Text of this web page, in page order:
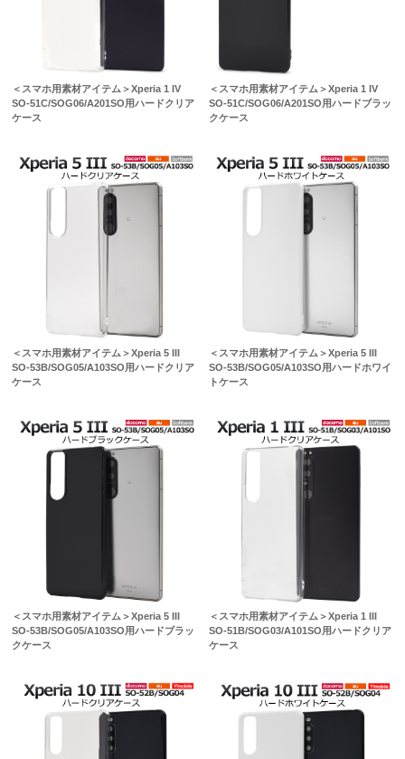
＜スマホ用素材アイテム＞Xperia 1 IV
SO-51C/SOG06/A201SO用ハードクリア
ケース
＜スマホ用素材アイテム＞Xperia 1 IV
SO-51C/SOG06/A201SO用ハードブラッ
クケース
＜スマホ用素材アイテム＞Xperia 5 III
SO-53B/SOG05/A103SO用ハードクリア
ケース
＜スマホ用素材アイテム＞Xperia 5 III
SO-53B/SOG05/A103SO用ハードホワイ
トケース
＜スマホ用素材アイテム＞Xperia 5 III
SO-53B/SOG05/A103SO用ハードブラッ
クケース
＜スマホ用素材アイテム＞Xperia 1 III
SO-51B/SOG03/A101SO用ハードクリア
ケース